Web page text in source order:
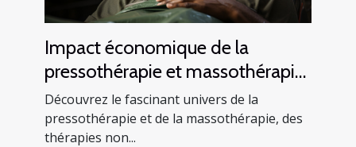
Impact économique de la
pressothérapie et massothérapie :
une analyse de l'industrie du
bien-être
Découvrez le fascinant univers de la
pressothérapie et de la massothérapie, des
thérapies non...